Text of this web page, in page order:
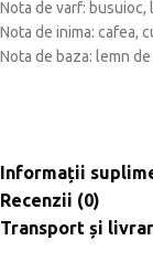
Nota de varf: busuioc,
Nota de inima: cafea,
Nota de baza: lemn
Informații
Recenzii (0)
Transport și